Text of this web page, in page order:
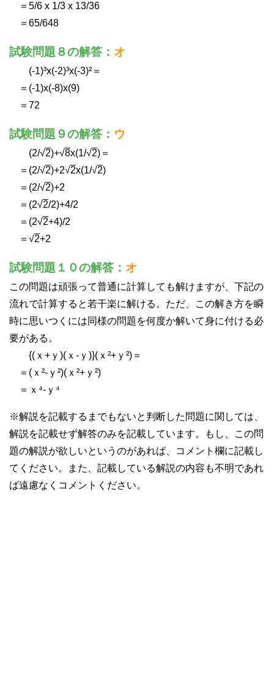
＝5/6 x 1/3 x 13/36
＝65/648
試験問題８の解答： オ
(-1)³x(-2)³x(-3)²＝
＝(-1)x(-8)x(9)
＝72
試験問題９の解答： ウ
(2/√2)+√8x(1/√2)＝
＝(2/√2)+2√2x(1/√2)
＝(2/√2)+2
＝(2√2/2)+4/2
＝(2√2+4)/2
＝√2+2
試験問題１０の解答： オ
この問題は頑張って普通に計算しても解けますが、下記の
流れで計算すると若干楽に解ける。ただ、この解き方を瞬
時に思いつくには同様の問題を何度か解いて身に付ける必
要がある。
{(ｘ+ｙ)(ｘ-ｙ)}(ｘ²+ｙ²)＝
＝(ｘ²-ｙ²)(ｘ²+ｙ²)
＝ｘ⁴-ｙ⁴
※解説を記載するまでもないと判断した問題に関しては、
解説を記載せず解答のみを記載しています。もし、この問
題の解説が欲しいというのがあれば、コメント欄に記載し
てください。また、記載している解説の内容も不明であれ
ば遠慮なくコメントください。